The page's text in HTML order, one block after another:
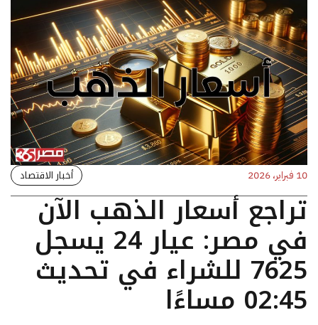
10 فبراير، 2026 أخبار الاقتصاد
تراجع أسعار الذهب الآن
في مصر: عيار 24 يسجل
7625 للشراء في تحديث
02:45 مساءًا